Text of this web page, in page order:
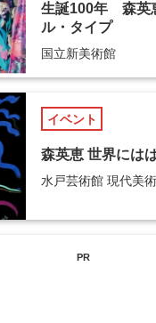
生誕100年 森英
ル・タイプ
国立新美術館
イベント
森英恵 世界には
水戸芸術館 現代美
PR